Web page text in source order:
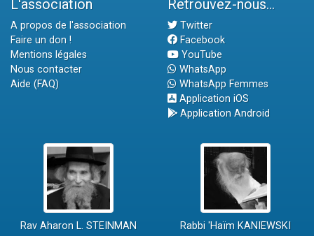
L'association
A propos de l'association
Faire un don !
Mentions légales
Nous contacter
Aide (FAQ)
Retrouvez-nous...
Twitter
Facebook
YouTube
WhatsApp
WhatsApp Femmes
Application iOS
Application Android
Rav Aharon L. STEINMAN Rabbi 'Haïm KANIEWSKI